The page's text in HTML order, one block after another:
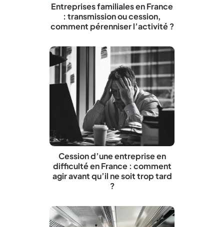
Entreprises familiales en France
: transmission ou cession,
comment pérenniser l’activité ?
Cession d’une entreprise en
difficulté en France : comment
agir avant qu’il ne soit trop tard
?